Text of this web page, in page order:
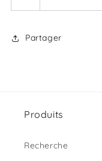
Partager
Produits
Recherche